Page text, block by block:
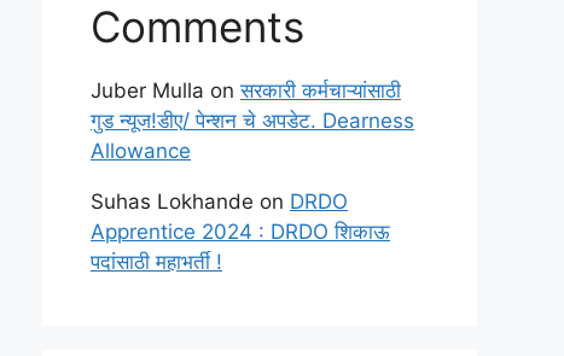
Comments
Juber Mulla onसरकारी कर्मचाऱ्यांसाठी
गुड न्यूज!डीए/ पेन्शन चे अपडेट. Dearness
Allowance
Suhas Lokhande on DRDO
Apprentice 2024 : DRDO शिकाऊ
पदांसाठी महाभर्ती !